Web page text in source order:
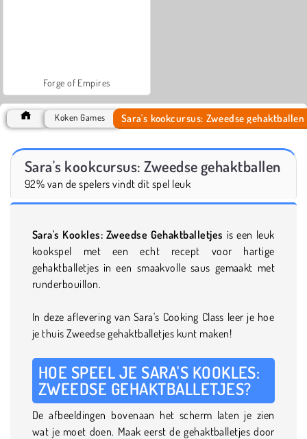
Forge of Empires
Koken Games Sara's kookcursus: Zweedse gehaktballen
Sara's kookcursus: Zweedse gehaktballen
92% van de spelers vindt dit spel leuk
Sara's Kookles: Zweedse Gehaktballetjes is een leuk
kookspel met een echt recept voor hartige
gehaktballetjes in een smaakvolle saus gemaakt met
runderbouillon.
In deze aflevering van Sara's Cooking Class leer je hoe
je thuis Zweedse gehaktballetjes kunt maken!
HOE SPEEL JE SARA'S KOOKLES:
ZWEEDSE GEHAKTBALLETJES?
De afbeeldingen bovenaan het scherm laten je zien
wat je moet doen. Maak eerst de gehaktballetjes door